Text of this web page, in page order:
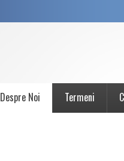
Despre Noi Termeni